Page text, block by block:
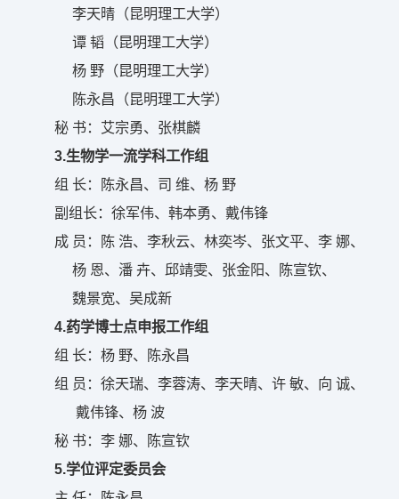
李天晴（昆明理工大学）
谭 韬（昆明理工大学）
杨 野（昆明理工大学）
陈永昌（昆明理工大学）
秘 书：艾宗勇、张棋麟
3.生物学一流学科工作组
组 长：陈永昌、司 维、杨 野
副组长：徐军伟、韩本勇、戴伟锋
成 员：陈 浩、李秋云、林奕岑、张文平、李 娜、
杨 恩、潘 卉、邱靖雯、张金阳、陈宣钦、
魏景宽、吴成新
4.药学博士点申报工作组
组 长：杨 野、陈永昌
组 员：徐天瑞、李蓉涛、李天晴、许 敏、向 诚、
戴伟锋、杨 波
秘 书：李 娜、陈宣钦
5.学位评定委员会